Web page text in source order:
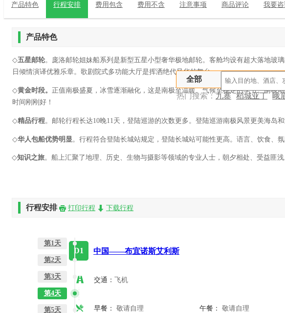
全部
热门搜索：九寨 稻城亚丁 峨
产品特色 行程安排 费用包含 费用不含 注意事项 商品评论 我要咨
产品特色
◇五星邮轮。庞洛邮轮姐妹船系列 是新型五星小型奢华极地邮轮。 客舱均设有超大落地玻璃
日倾情演译优雅乐章。 歌剧院式多功能大厅是挥洒绝代风华的舞台。
◇黄金时段。 正值南极盛夏，冰雪逐渐融化，这是南极至温暖、气候至稳定的季节。南极
时间刚刚好！
◇精品行程。 邮轮行程长达10晚11天，登陆巡游的次数更多。 登陆巡游南极风景更美海岛和
◇华人包船优势明显。 行程符合登陆长城站规定，登陆长城站可能性更高。语言、饮食、
◇知识之旅。船上汇聚了地理、历史、生物与摄影等领域的专业人士，朝夕相处、受益匪浅
行程安排 打印行程 下载行程
D1 中国——布宜诺斯艾利斯
交通： 飞机
早餐： 敬请自理 午餐： 敬请自理
第1天
第2天
第3天
第4天
第5天